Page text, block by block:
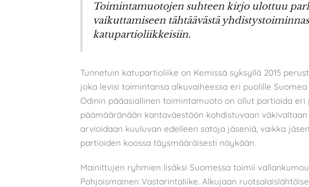
Toimintamuotojen suhteen kirjo ulottuu
vaikuttamiseen tähtäävästä
katupartioliikkeisiin.
Tunnetuin katupartioliike on Kemissä syksyllä 2015
joka levisi toimintansa alkuvaiheessa eri puolille
Odinin pääasiallinen toimintamuoto on ollut partioida eri
päämääränään kantaväestöön kohdistuvaan
arvioidaan kuuluvan edelleen satoja jäseniä, vaikka
partioiden koossa täysmääräisesti näykään.
Mainittujen ryhmien lisäksi Suomessa toimii
Pohjoismainen Vastarintaliike. Alkujaan